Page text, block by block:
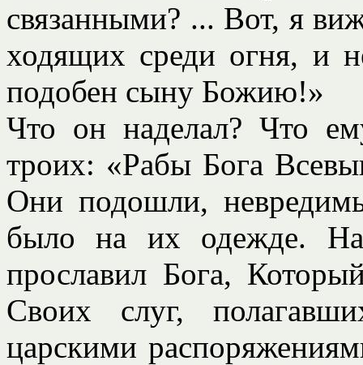
связанными? ... Вот, я
ходящих среди огня, и
подобен сыну Божию!»
Что он наделал? Что
троих: «Рабы Бога
Они подошли,
было на их одежде.
прославил Бога,
Своих слуг,
царскими